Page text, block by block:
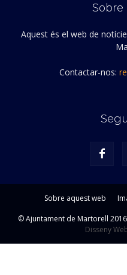
Aquest és el web de
Contactar-nos:
Sobre aquest web
© Ajuntament de Martorell
Disseny